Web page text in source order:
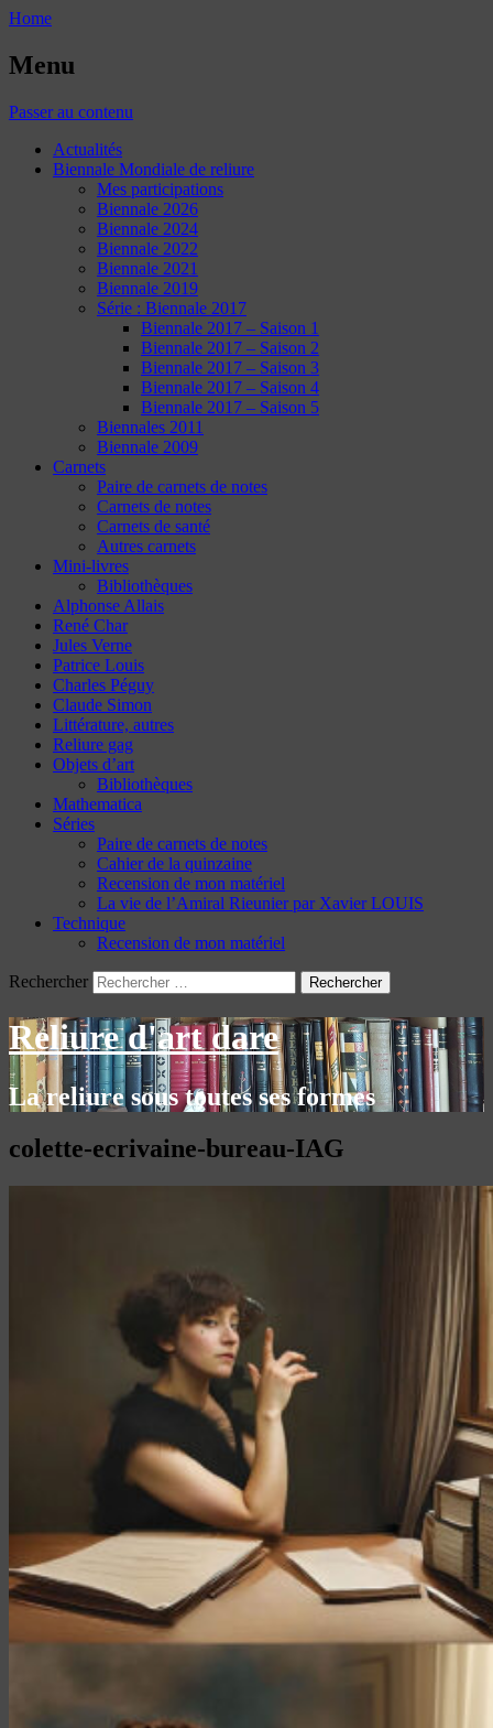
Home
Menu
Passer au contenu
Actualités
Biennale Mondiale de reliure
Mes participations
Biennale 2026
Biennale 2024
Biennale 2022
Biennale 2021
Biennale 2019
Série : Biennale 2017
Biennale 2017 – Saison 1
Biennale 2017 – Saison 2
Biennale 2017 – Saison 3
Biennale 2017 – Saison 4
Biennale 2017 – Saison 5
Biennales 2011
Biennale 2009
Carnets
Paire de carnets de notes
Carnets de notes
Carnets de santé
Autres carnets
Mini-livres
Bibliothèques
Alphonse Allais
René Char
Jules Verne
Patrice Louis
Charles Péguy
Claude Simon
Littérature, autres
Reliure gag
Objets d’art
Bibliothèques
Mathematica
Séries
Paire de carnets de notes
Cahier de la quinzaine
Recension de mon matériel
La vie de l’Amiral Rieunier par Xavier LOUIS
Technique
Recension de mon matériel
Rechercher
Reliure d'art dare
La reliure sous toutes ses formes
colette-ecrivaine-bureau-IAG